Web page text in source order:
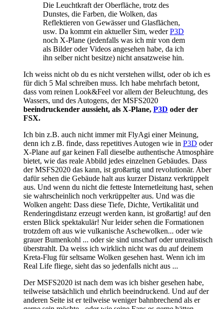
Die Leuchtkraft der Oberfläche, trotz des
Dunstes, die Farben, die Wolken, das
Reflektieren von Gewässer und Glasflächen,
usw. Da kommt ein aktueller Sim, wederP3D
noch X-Plane (jedenfalls was ich mir von dem
als Bilder oder Videos angesehen habe, da ich
ihn selber nicht besitze) nicht ansatzweise hin.
Ich weiss nicht ob du es nicht verstehen willst, oder ob ich es
für dich 5 Mal schreiben muss. Ich habe mehrfach betont,
dass vom reinen Look&Feel vor allem der Beleuchtung, des
Wassers, und des Autogens, der MSFS2020
beeindruckender aussieht, als X-Plane, P3D oder der
FSX.
Ich bin z.B. auch nicht immer mit FlyAgi einer Meinung,
denn ich z.B. finde, dass repetitives Autogen wie in P3D oder
X-Plane auf gar keinen Fall dieselbe authentische Atmosphäre
bietet, wie das reale Abbild jedes einzelnen Gebäudes. Dass
der MSFS2020 das kann, ist großartig und revolutionär. Aber
dafür sehen die Gebäude halt aus kurzer Distanz verkrüppelt
aus. Und wenn du nicht die fetteste Internetleitung hast, sehen
sie wahrscheinlich noch verkrüppelter aus. Und was die
Wolken angeht: Dass diese Tiefe, Dichte, Vertikalität und
Renderingdistanz erzeugt werden kann, ist großartig! auf den
ersten Blick spektakulär! Nur leider sehen die Formationen
trotzdem oft aus wie vulkanische Aschewolken... oder wie
grauer Bumenkohl ... oder sie sind unscharf oder unrealistisch
überstrahlt. Da weiss ich wirklich nicht was du auf deinem
Kreta-Flug für seltsame Wolken gesehen hast. Wenn ich im
Real Life fliege, sieht das so jedenfalls nicht aus ...
Der MSFS2020 ist nach dem was ich bisher gesehen habe,
teilweise tatsächlich und ehrlich beeindruckend. Und auf der
anderen Seite ist er teilweise weniger bahnbrechend als er